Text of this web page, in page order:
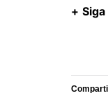
+ Siga